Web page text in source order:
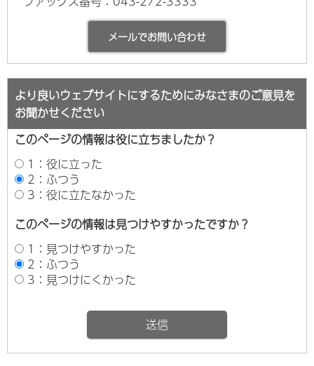
より良いウェブサイトにするためにみなさまのご意見を
お聞かせください
このページの情報は役に立ちましたか？
1：役に立った
2：ふつう
3：役に立たなかった
このページの情報は見つけやすかったですか？
1：見つけやすかった
2：ふつう
3：見つけにくかった